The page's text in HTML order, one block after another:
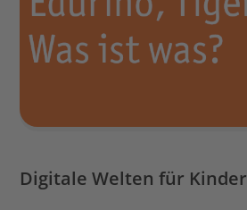
Digitale Welten für Kinder